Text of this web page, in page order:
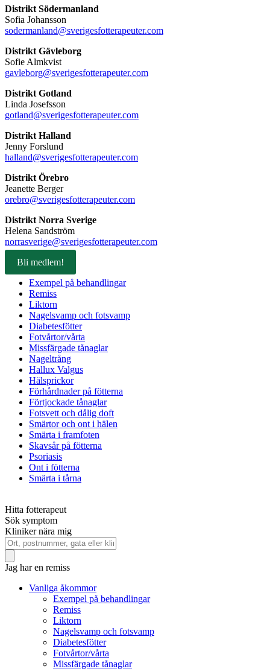
Distrikt Södermanland
Sofia Johansson
sodermanland@sverigesfotterapeuter.com
Distrikt Gävleborg
Sofie Almkvist
gavleborg@sverigesfotterapeuter.com
Distrikt Gotland
Linda Josefsson
gotland@sverigesfotterapeuter.com
Distrikt Halland
Jenny Forslund
halland@sverigesfotterapeuter.com
Distrikt Örebro
Jeanette Berger
orebro@sverigesfotterapeuter.com
Distrikt Norra Sverige
Helena Sandström
norrasverige@sverigesfotterapeuter.com
Bli medlem!
Exempel på behandlingar
Remiss
Liktorn
Nagelsvamp och fotsvamp
Diabetesfötter
Fotvårtor/vårta
Missfärgade tånaglar
Nageltrång
Hallux Valgus
Hälsprickor
Förhårdnader på fötterna
Förtjockade tånaglar
Fotsvett och dålig doft
Smärtor och ont i hälen
Smärta i framfoten
Skavsår på fötterna
Psoriasis
Ont i fötterna
Smärta i tårna
Hitta fotterapeut
Sök symptom
Kliniker nära mig
Jag har en remiss
Vanliga åkommor
Exempel på behandlingar
Remiss
Liktorn
Nagelsvamp och fotsvamp
Diabetesfötter
Fotvårtor/vårta
Missfärgade tånaglar